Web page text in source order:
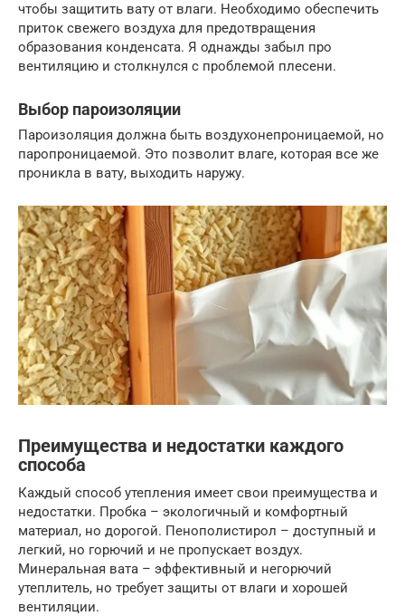
чтобы защитить вату от влаги. Необходимо обеспечить
приток свежего воздуха для предотвращения
образования конденсата. Я однажды забыл про
вентиляцию и столкнулся с проблемой плесени.
Выбор пароизоляции
Пароизоляция должна быть воздухонепроницаемой, но
паропроницаемой. Это позволит влаге, которая все же
проникла в вату, выходить наружу.
Преимущества и недостатки каждого
способа
Каждый способ утепления имеет свои преимущества и
недостатки. Пробка – экологичный и комфортный
материал, но дорогой. Пенополистирол – доступный и
легкий, но горючий и не пропускает воздух.
Минеральная вата – эффективный и негорючий
утеплитель, но требует защиты от влаги и хорошей
вентиляции.